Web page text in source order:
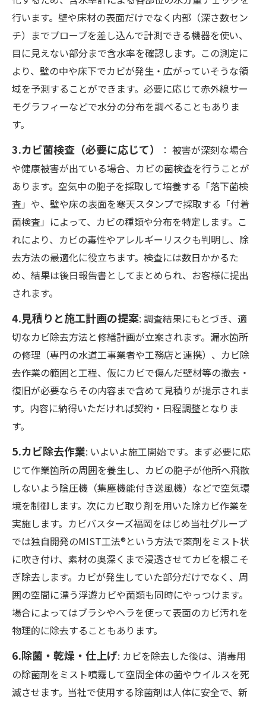
行います。壁や床材の表面だけでなく内部（深さ数セン
チ）までプローブを差し込んで計測できる機器を使い、
目に見えない部分まで含水率を確認します。この測定に
より、壁の中や床下でカビが発生・広がっていそうな領
域を予測することができます。必要に応じて赤外線サー
モグラフィーなどで水分の分布を調べることもありま
す。
3.カビ菌検査（必要に応じて）
： 被害が深刻な場合
や健康被害が出ている場合、カビの菌検査を行うことが
あります。空気中の胞子を採取して培養する「落下菌検
査」や、壁や床の表面を寒天スタンプで採取する「付着
菌検査」によって、カビの種類や分布を特定します。こ
れにより、カビの毒性やアレルギーリスクも判明し、除
去方法の最適化に役立ちます。検査には数日かかるた
め、結果は後日報告書としてまとめられ、お客様に提出
されます。
4.見積りと施工計画の提案: 調査結果にもとづき、適
切なカビ除去方法と修繕計画が立案されます。漏水箇所
の修理（専門の水道工事業者や工務店と連携）、カビ除
去作業の範囲と工程、仮にカビで傷んだ壁材等の撤去・
復旧が必要ならその内容まで含めて見積りが提示されま
す。内容に納得いただければ契約・日程調整となりま
す。
5.カビ除去作業: いよいよ施工開始です。まず必要に応
じて作業箇所の周囲を養生し、カビの胞子が他所へ飛散
しないよう陰圧機（集塵機能付き送風機）などで空気環
境を制御します。次にカビ取り剤を用いた除カビ作業を
実施します。カビバスターズ福岡をはじめ当社グループ
では独自開発のMIST工法®という方法で薬剤をミスト状
に吹き付け、素材の奥深くまで浸透させてカビを根こそ
ぎ除去します。カビが発生していた部分だけでなく、周
囲の空間に漂う浮遊カビや菌類も同時にやっつけます。
場合によってはブラシやヘラを使って表面のカビ汚れを
物理的に除去することもあります。
6.除菌・乾燥・仕上げ: カビを除去した後は、消毒用
の除菌剤をミスト噴霧して空間全体の菌やウイルスを死
滅させます。当社で使用する除菌剤は人体に安全で、新